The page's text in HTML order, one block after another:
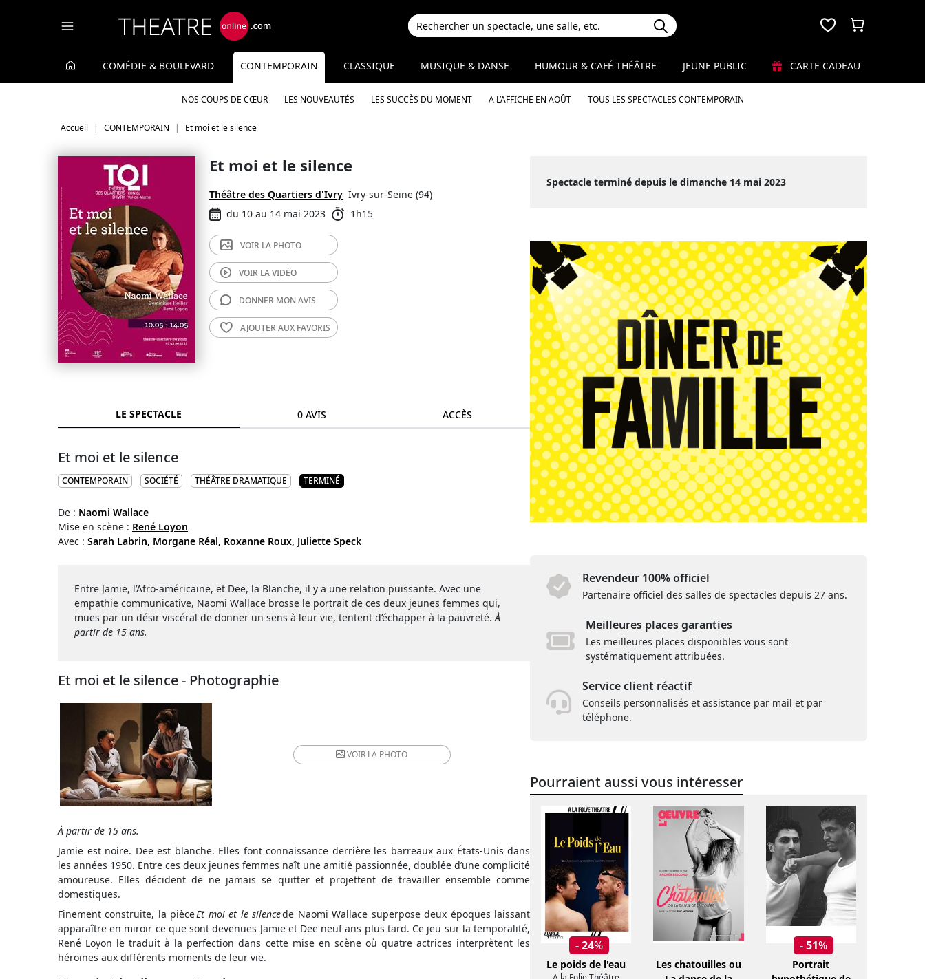
COMÉDIE & BOULEVARD CONTEMPORAIN
NOS COUPS DE CŒUR LES NOUVEAUTÉS LES SUCCÈS DU MOMENT A L’AFFICHE EN AOÛT TOUS LES SPECTACLES CONTEMPORAIN
CLASSIQUE MUSIQUE & DANSE HUMOUR & CAFÉ THÉÂTRE JEUNE PUBLIC CARTE CADEAU
Accueil CONTEMPORAIN Et moi et le silence
Et moi et le silence
Théâtre des Quartiers d'Ivry Ivry-sur-Seine (94)
du 10 au 14 mai 2023
1h15
VOIR LA PHOTO
VOIR LAVIDÉO
DONNER MON AVIS
AJOUTER AUX FAVORIS
LE SPECTACLE 0 AVIS ACCÈS
Et moi et le silence
CONTEMPORAIN SOCIÉTÉ THÉÂTRE DRAMATIQUE TERMINÉ
De : Naomi Wallace
Mise en scène : René Loyon
Avec : Sarah Labrin, Morgane Réal, Roxanne Roux, Juliette Speck
Entre Jamie, l’Afro-américaine, et Dee, la Blanche, il y a une relation puissante. Avec une
empathie communicative, Naomi Wallace brosse le portrait de ces deux jeunes femmes qui,
mues par un désir viscéral de donner un sens à leur vie, tentent d’échapper à la pauvreté.À
partir de 15 ans.
Et moi et le silence - Photographie
VOIR LA PHOTO
À partir de 15 ans.
Jamie est noire. Dee est blanche. Elles font connaissance derrière les barreaux aux États-Unis dans
les années 1950. Entre ces deux jeunes femmes naît une amitié passionnée, doublée d’une complicité
amoureuse. Elles décident de ne jamais se quitter et projettent de travailler ensemble comme
domestiques.
Finement construite, la pièceEt moi et le silencede Naomi Wallace superpose deux époques laissant
apparaître en miroir ce que sont devenues Jamie et Dee neuf ans plus tard. Ce jeu sur la temporalité,
René Loyon le traduit à la perfection dans cette mise en scène où quatre actrices interprètent les
héroïnes aux différents moments de leur vie.
Spectacle terminé depuis le dimanche 14 mai 2023
Revendeur 100% officiel
Partenaire officiel des salles de spectacles depuis 27 ans.
Meilleures places garanties
Les meilleures places disponibles vous sont
systématiquement attribuées.
Service client réactif
Conseils personnalisés et assistance par mail et par
téléphone.
Pourraient aussi vous intéresser
- 24%
Le poids de l'eau
Les chatouilles ou
- 51%
Portrait